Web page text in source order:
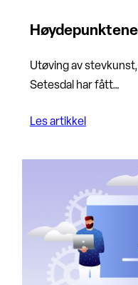
Utøving av
Setesdal har fått…
Les artikkel